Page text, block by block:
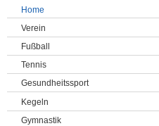
Home
Verein
Fußball
Tennis
Gesundheitssport
Kegeln
Gymnastik